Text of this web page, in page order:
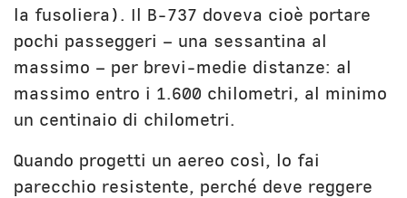
la fusoliera). Il B-737 doveva cioè portare
pochi passeggeri – una sessantina al
massimo – per brevi-medie distanze: al
massimo entro i 1.600 chilometri, al minimo
un centinaio di chilometri.
Quando progetti un aereo così, lo fai
parecchio resistente, perché deve reggere